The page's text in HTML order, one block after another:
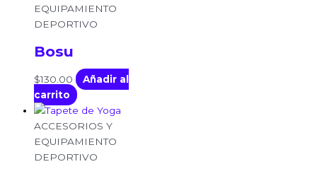
EQUIPAMIENTO
DEPORTIVO
Bosu
$130.00
Añadir al
carrito
ACCESORIOS Y
EQUIPAMIENTO
DEPORTIVO